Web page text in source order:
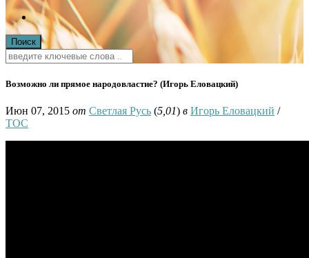
Возможно ли прямое народовластие? (Игорь Еловацкий)
Июн 07, 2015 от Светлая Русь (5,01) в Игорь Еловацкий /
ТОС